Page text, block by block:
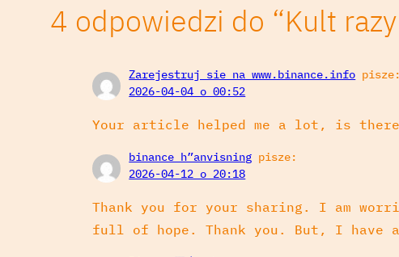
4 odpowiedzi do “Kult
Zarejestruj sie na www.binance.info pisze:
2026-04-04 o 00:52
Your article helped me a lot, is there
binance h”anvisning pisze:
2026-04-12 o 20:18
Thank you for your sharing. I am
full of hope. Thank you. But, I have a